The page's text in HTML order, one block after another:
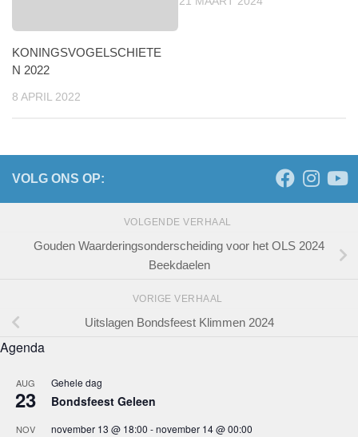
KONINGSVOGELSCHIETE
N 2022
8 APRIL 2022
VOLG ONS OP:
VOLGENDE VERHAAL
Gouden Waarderingsonderscheiding voor het OLS 2024
Beekdaelen
VORIGE VERHAAL
Uitslagen Bondsfeest Klimmen 2024
Agenda
AUG
23
Gehele dag
Bondsfeest Geleen
NOV november 13 @ 18:00 -november 14 @ 00:00